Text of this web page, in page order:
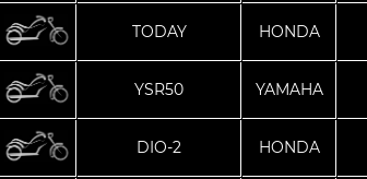
TODAY HONDA
YSR50 YAMAHA
DIO-2 HONDA